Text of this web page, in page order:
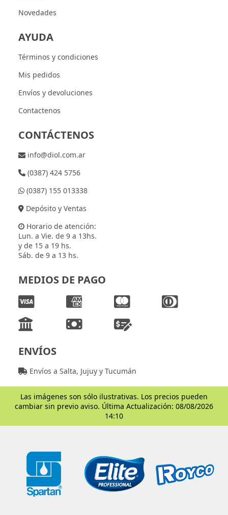
Novedades
AYUDA
Términos y condiciones
Mis pedidos
Envíos y devoluciones
Contactenos
CONTÁCTENOS
info@diol.com.ar
(0387) 424 5756
(0387) 155 013338
Depósito y Ventas
Horario de atención:
Lun. a Vie. de 9 a 13hs.
y de 15 a 19 hs.
Sáb. de 9 a 13 hs.
MEDIOS DE PAGO
ENVÍOS
Envíos a Salta, Jujuy y Tucumán
Las imágenes son sólo ilustrativas. Los precios pueden
cambiar sin previo aviso. Última Actualización: 08/08/2026
14:10